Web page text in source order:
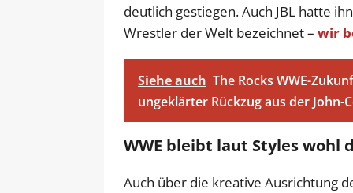
deutlich gestiegen. Auch JBL hatte
Wrestler der Welt bezeichnet – wir
Siehe auch The Rocks WWE-
ungeklärter Rückzug aus der John-
WWE bleibt laut Styles wohl
Auch über die kreative Ausrichtung